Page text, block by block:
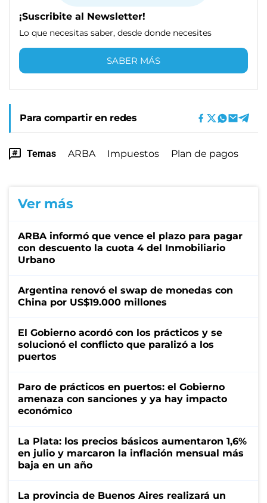
¡Suscribite al Newsletter!
Lo que necesitas saber, desde donde necesites
SABER MÁS
Para compartir en redes
Temas ARBA Impuestos Plan de pagos
Ver más
ARBA informó que vence el plazo para pagar
con descuento la cuota 4 del Inmobiliario
Urbano
Argentina renovó el swap de monedas con
China por US$19.000 millones
El Gobierno acordó con los prácticos y se
solucionó el conflicto que paralizó a los
puertos
Paro de prácticos en puertos: el Gobierno
amenaza con sanciones y ya hay impacto
económico
La Plata: los precios básicos aumentaron 1,6%
en julio y marcaron la inflación mensual más
baja en un año
La provincia de Buenos Aires realizará un